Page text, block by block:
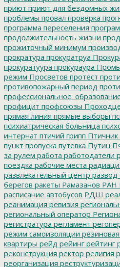
приют приют для бездомных
проблемы провал проверка
программа переселения
продолжительность жизни
прожиточный минимум
прократура прокуратруа
прокуратуура прокураура
режим Просветов протест
противопожарный период
профицит профсоюзы
прямая линия прямые выборы
психиатрическая больница
интернат птичий грипп Птичник
пункт пропуска путевка Путин
за рулем работа работодатели
поездка рабочие места
развлекательный центр развод
берегов ракеты Рамазанов РАН
расписание автобусов РДШ
реанимация ревизия
региональный оператор
регистратура регламент
режим самоизоляции
квартиры рейд рейинг рейтинг
реконструкция ректор религия
реорганизация